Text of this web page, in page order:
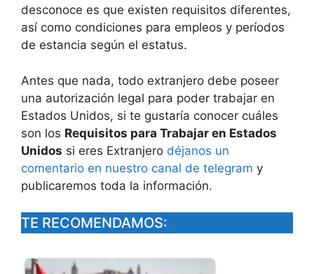
desconoce es que existen requisitos diferentes,
así como condiciones para empleos y períodos
de estancia según el estatus.
Antes que nada, todo extranjero debe poseer
una autorización legal para poder trabajar en
Estados Unidos, si te gustaría conocer cuáles
son los Requisitos para Trabajar en Estados
Unidos si eres Extranjero déjanos un
comentario en nuestro canal de telegram y
publicaremos toda la información.
TE RECOMENDAMOS: